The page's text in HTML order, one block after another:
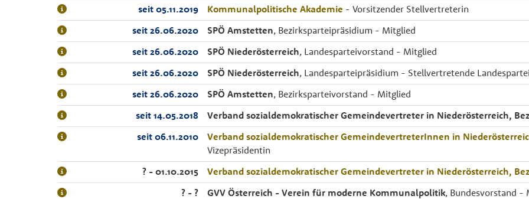
seit 05.11.2019
Kommunalpolitische Akademie - Vorsitzender Stellvertreterin
seit 26.06.2020
SPÖ Amstetten, Bezirksparteipräsidium - Mitglied
seit 26.06.2020
SPÖ Niederösterreich, Landesparteivorstand - Mitglied
seit 26.06.2020
SPÖ Niederösterreich, Landesparteipräsidium - Stellvertretende
seit 26.06.2020
SPÖ Amstetten, Bezirksparteivorstand - Mitglied
seit 14.05.2018
Verband sozialdemokratischer Gemeindevertreter in Niederösterreich,
seit 06.11.2010
Verband sozialdemokratischer GemeindevertreterInnen in
Vizepräsidentin
? - 01.10.2015
Verband sozialdemokratischer Gemeindevertreter in Niederösterreich,
? - ?
GVV Österreich - Verein für moderne Kommunalpolitik, Bundesvorstand -